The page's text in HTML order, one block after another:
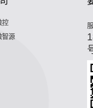
控
智源